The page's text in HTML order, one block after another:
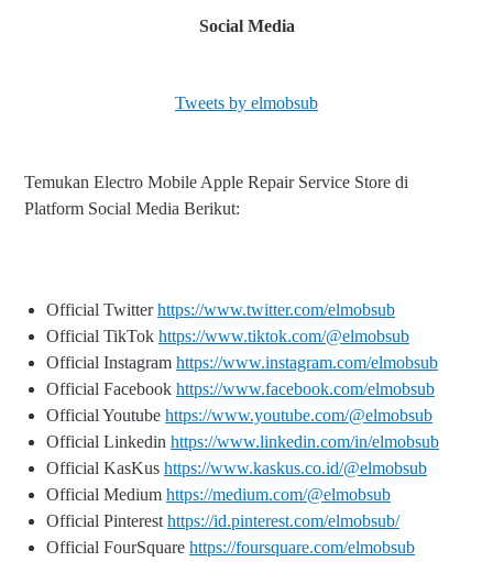
Social Media
Tweets by elmobsub
Temukan Electro Mobile Apple Repair Service Store di
Platform Social Media Berikut:
Official Twitterhttps://www.twitter.com/elmobsub
Official TikTok https://www.tiktok.com/@elmobsub
Official Instagram https://www.instagram.com/elmobsub
Official Facebook https://www.facebook.com/elmobsub
Official Youtube https://www.youtube.com/@elmobsub
Official Linkedin https://www.linkedin.com/in/elmobsub
Official KasKus https://www.kaskus.co.id/@elmobsub
Official Medium https://medium.com/@elmobsub
Official Pinterest https://id.pinterest.com/elmobsub/
Official FourSquare https://foursquare.com/elmobsub